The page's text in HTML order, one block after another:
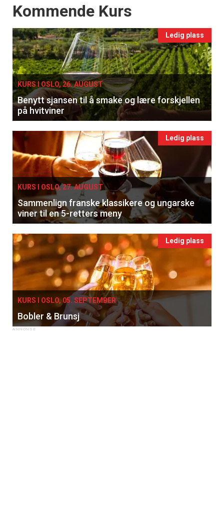
Events
Kommende Kurs
Ledig plass
KURS I OSLO, 26. AUGUST
Benytt sjansen til å smake og lære forskjellen
på hvitviner
Ledig plass
KURS I OSLO, 27. AUGUST
Sammenlign franske klassikere og ungarske
viner til en 5-retters meny
Ledig plass
KURS I OSLO, 05. SEPTEMBER
Bobler & Brunsj